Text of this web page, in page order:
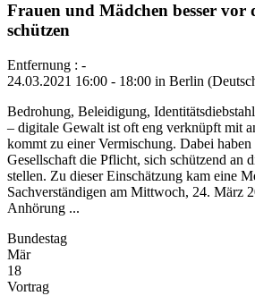
Frauen und Mädchen besser vor
schützen
Entfernung : -
24.03.2021 16:00 - 18:00 in Berlin
Bedrohung, Beleidigung,
– digitale Gewalt ist oft eng verknüpft mit
kommt zu einer Vermischung. Dabei
Gesellschaft die Pflicht, sich schützend an
stellen. Zu dieser Einschätzung kam eine
Sachverständigen am Mittwoch, 24. März
Anhörung ...
Bundestag
Mär
18
Vortrag